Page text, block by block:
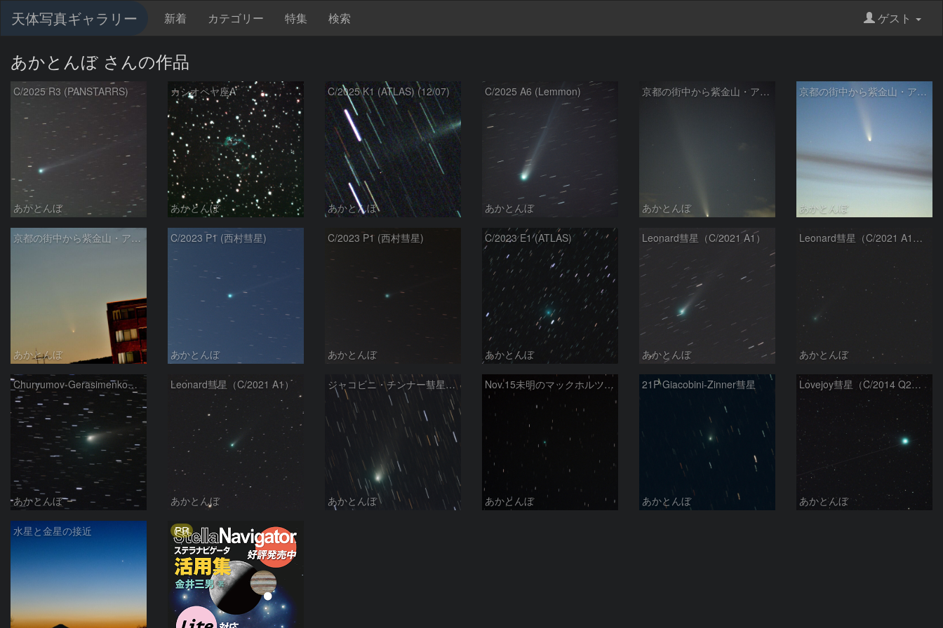
天体写真ギャラリー 新着 カテゴリー 特集 検索 ゲスト
あかとんぼ さんの作品
C/2025 R3 (PANSTARRS)
あかとんぼ
カシオペヤ座A
あかとんぼ
C/2025 K1 (ATLAS) (12/07)
あかとんぼ
C/2025 A6 (Lemmon)
あかとんぼ
京都の街中から紫金山・アトラス彗星
あかとんぼ
京都の街中から紫金山・アトラス彗星
あかとんぼ
京都の街中から紫金山・アトラス彗星
あかとんぼ
C/2023 P1 (西村彗星)
あかとんぼ
C/2023 P1 (西村彗星)
あかとんぼ
C/2023 E1 (ATLAS)
あかとんぼ
Leonard彗星（C/2021 A1）
あかとんぼ
Leonard彗星（C/2021 A1）と M3
あかとんぼ
Churyumov-Gerasimenko彗星（67P）
あかとんぼ
Leonard彗星（C/2021 A1）
あかとんぼ
ジャコビニ・チンナー彗星（21P）
あかとんぼ
Nov.15未明のマックホルツ・藤川・岩本彗星（C/2018 V1）
あかとんぼ
21P Giacobini-Zinner彗星
あかとんぼ
Lovejoy彗星（C/2014 Q2）と人工衛星
あかとんぼ
水星と金星の接近 PR